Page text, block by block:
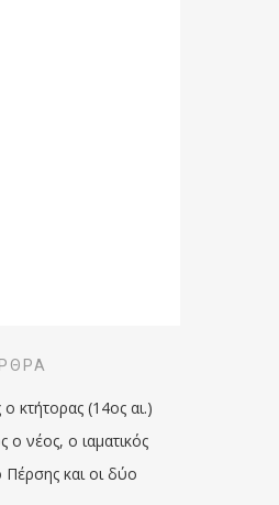
κτήτορας (14ος αι.)
νέος, ο ιαματικός
Πέρσης και οι δύο